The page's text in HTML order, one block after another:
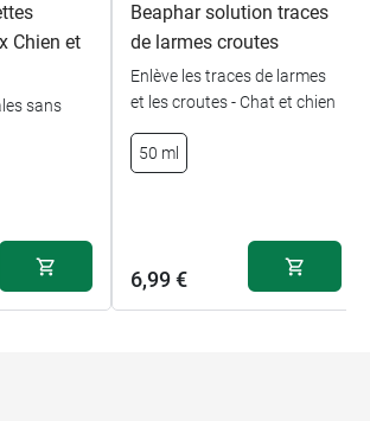
Chien et
sans
Beaphar solution traces
de larmes croutes
Enlève les traces de larmes
et les croutes - Chat et chien
50 ml
6,99 €